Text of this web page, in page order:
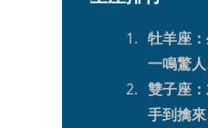
牡羊座：
一鳴驚
雙子座：
手到擒